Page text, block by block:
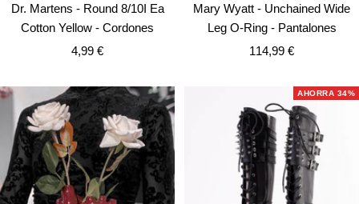
Dr. Martens - Round 8/10I Ea
Cotton Yellow - Cordones
Precio
venta
4,99 €
Mary Wyatt - Unchained Wide
Leg O-Ring - Pantalones
Precio
114,99 €
AHORRA 34%